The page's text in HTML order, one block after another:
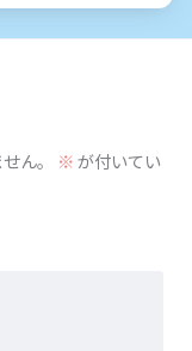
ん。 ※が付いてい